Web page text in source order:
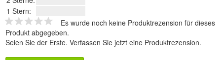
1 Stern:
Es wurde noch keine Produktrezension für dieses
Produkt abgegeben.
Seien Sie der Erste. Verfassen Sie jetzt eine Produktrezension.